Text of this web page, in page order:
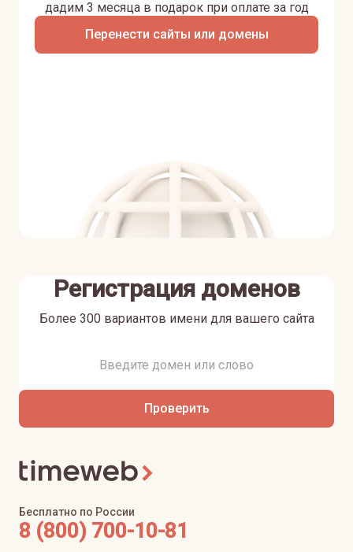
Перенести сайты или домены
дадим 3 месяца в подарок при оплате за год
Регистрация доменов
Более 300 вариантов имени для вашего сайта
Проверить
Бесплатно по России
8 (800) 700-10-81